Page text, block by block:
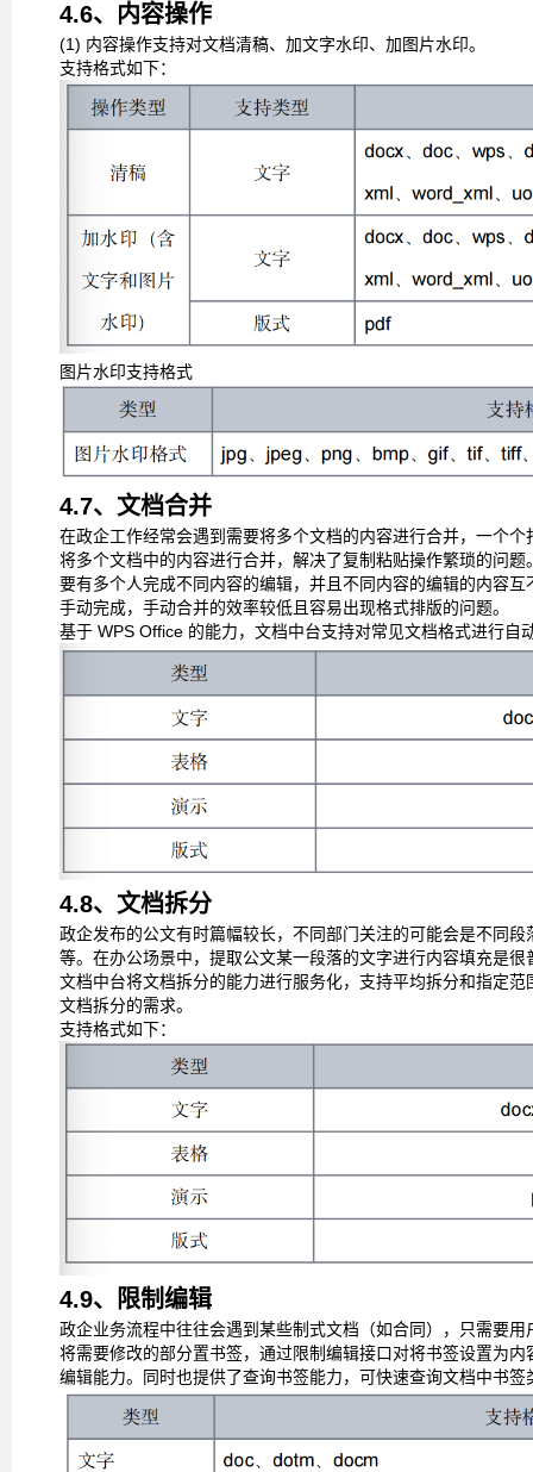
4.6、内容操作
(1) 内容操作支持对文档清稿、加文字水印、加图片水印。
支持格式如下：
图片水印支持格式
4.7、文档合并
在政企工作经常会遇到需要将多个文档的内容进行合并，一个个
将多个文档中的内容进行合并，解决了复制粘贴操作繁琐的问题
要有多个人完成不同内容的编辑，并且不同内容的编辑的内容互
手动完成，手动合并的效率较低且容易出现格式排版的问题。
基于 WPS Office 的能力，文档中台支持对常见文档格式进行自
4.8、文档拆分
政企发布的公文有时篇幅较长，不同部门关注的可能会是不同段
等。在办公场景中，提取公文某一段落的文字进行内容填充是很
文档中台将文档拆分的能力进行服务化，支持平均拆分和指定范
文档拆分的需求。
支持格式如下：
4.9、限制编辑
政企业务流程中往往会遇到某些制式文档（如合同），只需要用
将需要修改的部分置书签，通过限制编辑接口对将书签设置为内
编辑能力。同时也提供了查询书签能力，可快速查询文档中书签